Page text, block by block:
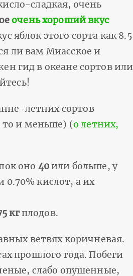
сладкая, очень
очень хороший вкус
яблок этого сорта как 8.5
ли вам Миасское и
гид в океане сортов или
летних сортов
то и меньше) (о летних,
оно 40или больше, у
0.70% кислот, а их
кгплодов.
ветвях коричневая.
прошлого года. Побеги
слабо опушенные,